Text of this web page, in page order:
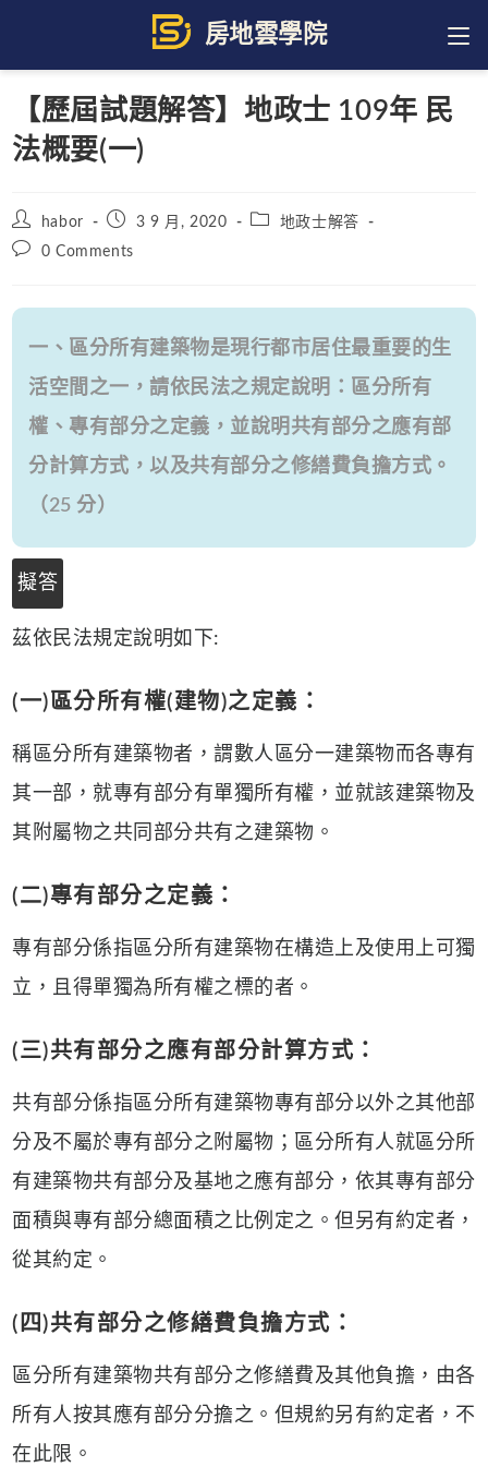
content
【歷屆試題解答】地政士 109年 民
法概要(一)
Post
author:
habor
Post3 9 月, 2020
Post地政士解答
Post0 Comments
一、區分所有建築物是現行都市居住最重要的生
活空間之一，請依民法之規定說明：區分所有
權、專有部分之定義，並說明共有部分之應有部
分計算方式，以及共有部分之修繕費負擔方式。
（25 分）
擬答
茲依民法規定說明如下:
(一)區分所有權(建物)之定義：
稱區分所有建築物者，謂數人區分一建築物而各專有
其一部，就專有部分有單獨所有權，並就該建築物及
其附屬物之共同部分共有之建築物。
(二)專有部分之定義：
專有部分係指區分所有建築物在構造上及使用上可獨
立，且得單獨為所有權之標的者。
(三)共有部分之應有部分計算方式：
共有部分係指區分所有建築物專有部分以外之其他部
分及不屬於專有部分之附屬物；區分所有人就區分所
有建築物共有部分及基地之應有部分，依其專有部分
面積與專有部分總面積之比例定之。但另有約定者，
從其約定。
(四)共有部分之修繕費負擔方式：
區分所有建築物共有部分之修繕費及其他負擔，由各
所有人按其應有部分分擔之。但規約另有約定者，不
在此限。